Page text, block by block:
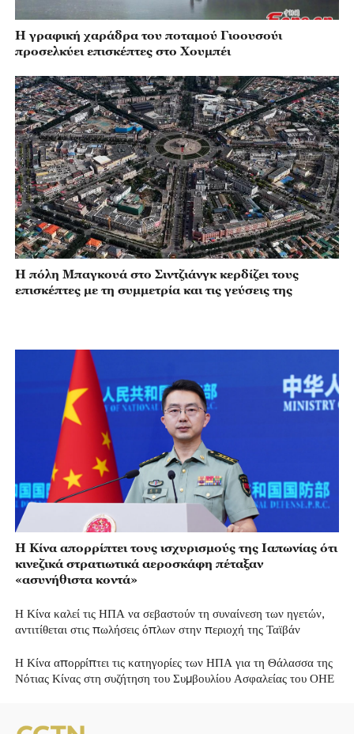
Η γραφική χαράδρα του ποταμού Γιοουσούι
προσελκύει επισκέπτες στο Χουμπέι
Η πόλη Μπαγκουά στο Σιντζιάνγκ κερδίζει τους
επισκέπτες με τη συμμετρία και τις γεύσεις της
Η Κίνα απορρίπτει τους ισχυρισμούς της Ιαπωνίας ότι
κινεζικά στρατιωτικά αεροσκάφη πέταξαν
«ασυνήθιστα κοντά»
Η Κίνα καλεί τις ΗΠΑ να σεβαστούν τη συναίνεση των ηγετών,
αντιτίθεται στις πωλήσεις όπλων στην περιοχή της Ταϊβάν
Η Κίνα απορρίπτει τις κατηγορίες των ΗΠΑ για τη Θάλασσα της
Νότιας Κίνας στη συζήτηση του Συμβουλίου Ασφαλείας του ΟΗΕ